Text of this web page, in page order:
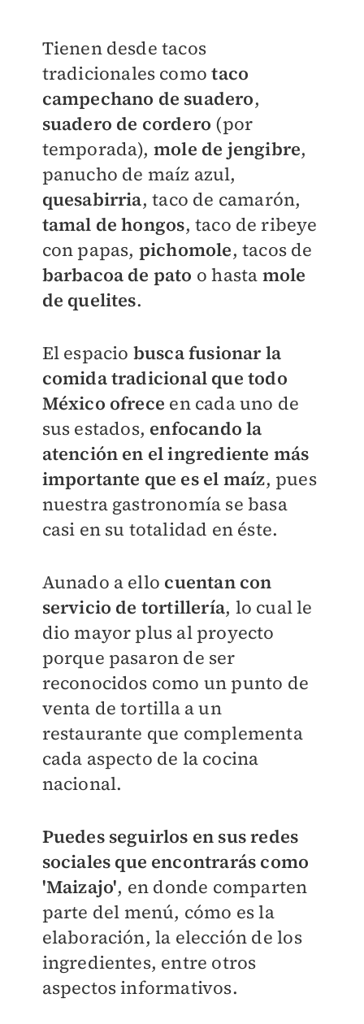
Tienen desde tacos
tradicionales comotaco
campechano de suadero,
suadero de cordero (por
temporada), mole de jengibre,
panucho de maíz azul,
quesabirria, taco de camarón,
tamal de hongos, taco de ribeye
con papas, pichomole, tacos de
barbacoa de pato o hasta mole
de quelites.
El espacio busca fusionar la
comida tradicional que todo
México ofrece en cada uno de
sus estados, enfocando la
atención en el ingrediente más
importante que es el maíz, pues
nuestra gastronomía se basa
casi en su totalidad en éste.
Aunado a ello cuentan con
servicio de tortillería, lo cual le
dio mayor plus al proyecto
porque pasaron de ser
reconocidos como un punto de
venta de tortilla a un
restaurante que complementa
cada aspecto de la cocina
nacional.
Puedes seguirlos en sus redes
sociales que encontrarás como
'Maizajo', en donde comparten
parte del menú, cómo es la
elaboración, la elección de los
ingredientes, entre otros
aspectos informativos.